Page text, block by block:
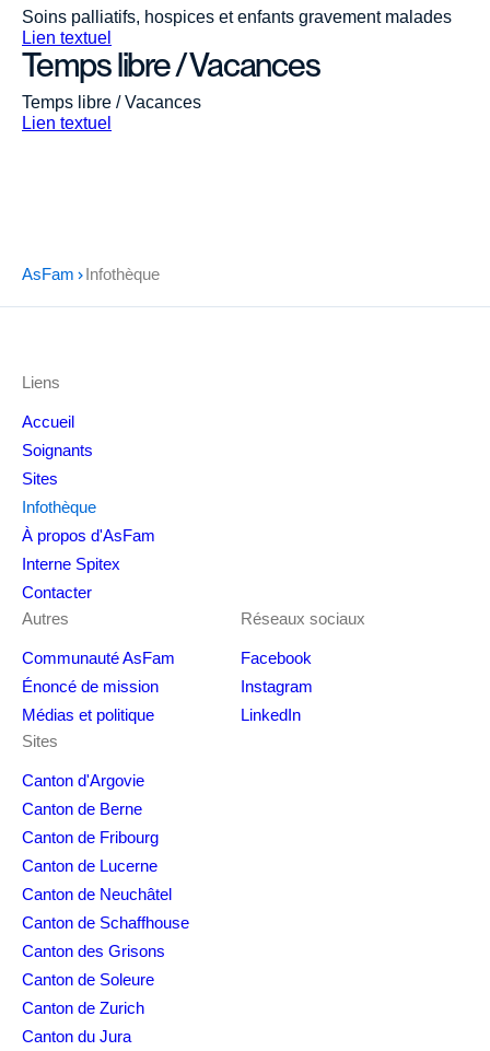
Soins palliatifs, hospices et enfants gravement malades
Lien textuel
Temps libre / Vacances
Temps libre / Vacances
Lien textuel
AsFam Infothèque
Sites
Canton d'Argovie
Canton de Berne
Canton de Fribourg
Canton de Lucerne
Canton de Neuchâtel
Canton de Schaffhouse
Canton des Grisons
Canton de Soleure
Canton de Zurich
Canton du Jura
Liens
Accueil
Soignants
Sites
Infothèque
À propos d'AsFam
Interne Spitex
Contacter
Autres
Communauté AsFam
Énoncé de mission
Médias et politique
Réseaux sociaux
Facebook
Instagram
LinkedIn